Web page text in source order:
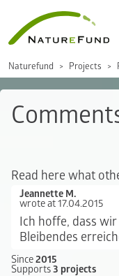
Naturefund Projects
Read here what
Jeannette M.
wrote at 17.04.2015
Ich hoffe, dass
Bleibendes
Since2015
Supports3 projects